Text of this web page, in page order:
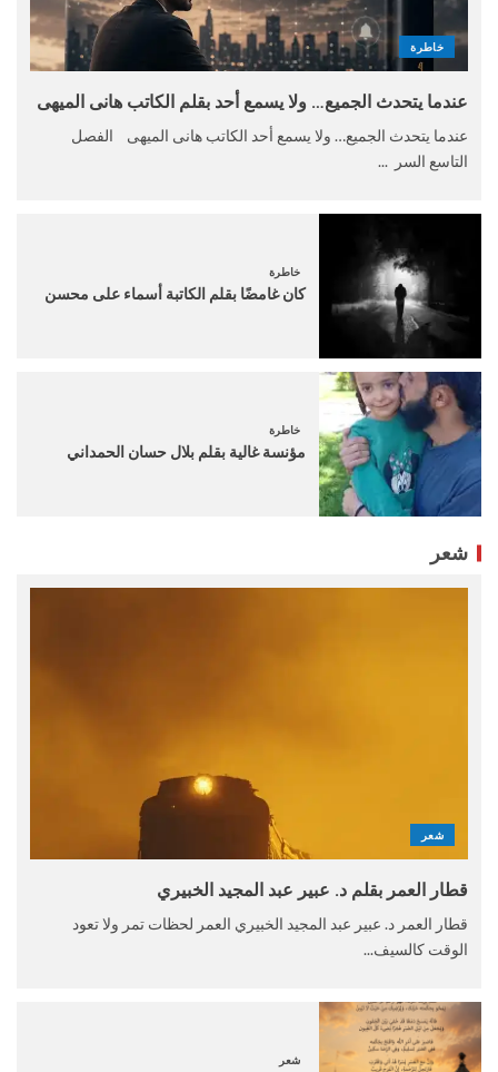
خاطرة
عندما يتحدث الجميع… ولا يسمع أحد بقلم الكاتب هانى الميهى
عندما يتحدث الجميع… ولا يسمع أحد الكاتب هانى الميهى الفصل
التاسع السر ...
خاطرة
كان غامضًا بقلم الكاتبة أسماء على محسن
خاطرة
مؤنسة غالية بقلم بلال حسان الحمداني
شعر
شعر
قطار العمر بقلم د. عبير عبد المجيد الخبيري
قطار العمر د. عبير عبد المجيد الخبيري العمر لحظات تمر ولا تعود
الوقت كالسيف...
شعر